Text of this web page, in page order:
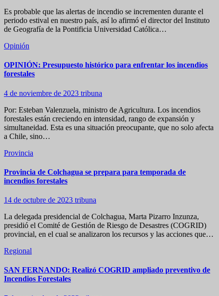
Es probable que las alertas de incendio se incrementen durante el
periodo estival en nuestro país, así lo afirmó el director del Instituto
de Geografía de la Pontificia Universidad Católica…
Opinión
OPINIÓN: Presupuesto histórico para enfrentar los incendios
forestales
4 de noviembre de 2023 tribuna
Por: Esteban Valenzuela, ministro de Agricultura. Los incendios
forestales están creciendo en intensidad, rango de expansión y
simultaneidad. Esta es una situación preocupante, que no solo afecta
a Chile, sino…
Provincia
Provincia de Colchagua se prepara para temporada de
incendios forestales
14 de octubre de 2023 tribuna
La delegada presidencial de Colchagua, Marta Pizarro Inzunza,
presidió el Comité de Gestión de Riesgo de Desastres (COGRID)
provincial, en el cual se analizaron los recursos y las acciones que…
Regional
SAN FERNANDO: Realizó COGRID ampliado preventivo de
Incendios Forestales